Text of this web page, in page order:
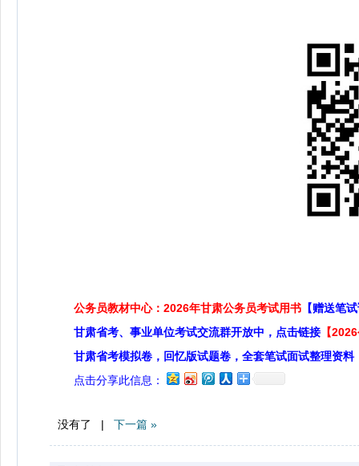
公务员教材中心：2026年甘肃公务员考试用书 【赠送笔
甘肃省考、事业单位考试交流群开放中，点击链接 【
甘肃省考模拟卷，回忆版试题卷，全套笔试面试整理资料
点击分享此信息：
没有了 | 下一篇 »